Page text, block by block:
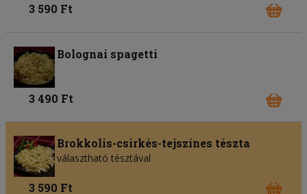
3 590 Ft
Bolognai spagetti
3 490 Ft
Brokkolis-csirkés-tejszínes tészta
választható tésztával
3 590 Ft